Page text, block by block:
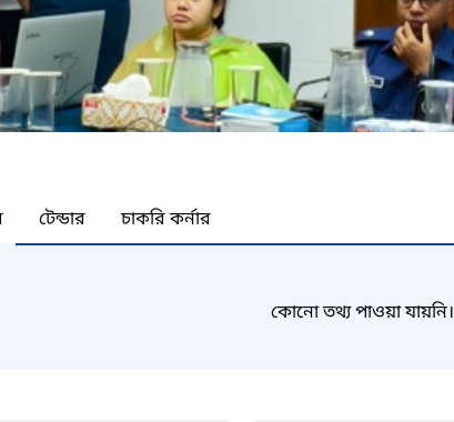
টেন্ডার চাকরি কর্নার
কোনো তথ্য পাওয়া যায়নি।